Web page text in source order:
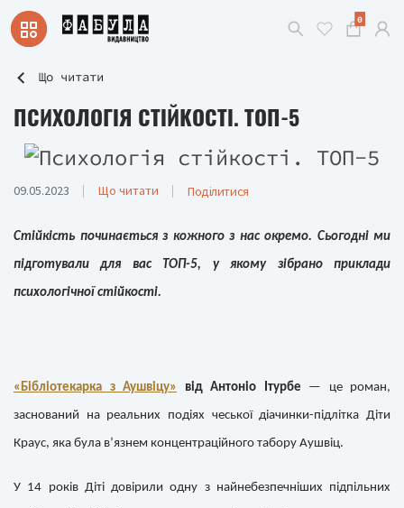
0
Що читати
ПСИХОЛОГІЯ СТІЙКОСТІ. ТОП-5
09.05.2023 Що читати Поділитися
Стійкість починається з кожного з нас окремо. Сьогодні ми
підготували для вас ТОП-5, у якому зібрано приклади
психологічної стійкості.
«Бібліотекарка з Аушвіцу» від Антоніо Ітурбе — це роман,
заснований на реальних подіях чеської діачинки-підлітка Діти
Краус, яка була в’язнем концентраційного табору Аушвіц.
У 14 років Діті довірили одну з найнебезпечніших підпільних